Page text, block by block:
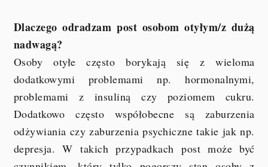
Dlaczego odradzam post osobom otyłym/z dużą
nadwagą?
Osoby otyłe często borykają się z wieloma
dodatkowymi problemami np. hormonalnymi,
problemami z insuliną czy poziomem cukru.
Dodatkowo często współobecne są zaburzenia
odżywiania czy zaburzenia psychiczne takie jak np.
depresja. W takich przypadkach post może być